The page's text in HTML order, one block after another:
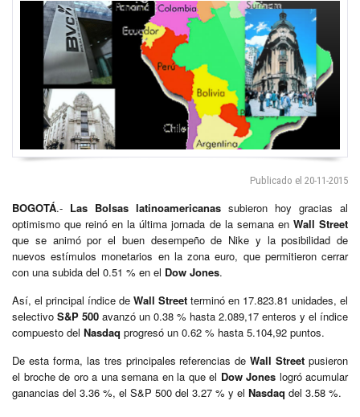
Publicado el 20-11-2015
BOGOTÁ.- Las Bolsas latinoamericanas subieron hoy gracias al
optimismo que reinó en la última jornada de la semana en Wall Street
que se animó por el buen desempeño de Nike y la posibilidad de
nuevos estímulos monetarios en la zona euro, que permitieron cerrar
con una subida del 0.51 % en el Dow Jones.
Así, el principal índice de Wall Street terminó en 17.823.81 unidades, el
selectivo S&P 500 avanzó un 0.38 % hasta 2.089,17 enteros y el índice
compuesto del Nasdaq progresó un 0.62 % hasta 5.104,92 puntos.
De esta forma, las tres principales referencias deWall Street pusieron
el broche de oro a una semana en la que el Dow Jones logró acumular
ganancias del 3.36 %, el S&P 500 del 3.27 % y el Nasdaq del 3.58 %.